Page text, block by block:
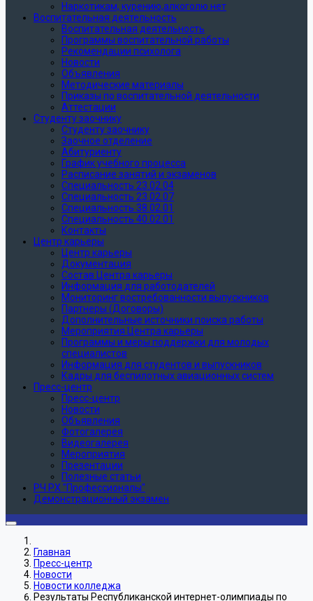
Наркотикам, курению,алкоголю нет
Воспитательная деятельность
Воспитательная деятельность
Программы воспитательной работы
Рекомендации психолога
Новости
Объявления
Методические материалы
Приказы по воспитательной деятельности
Аттестации
Студенту заочнику
Студенту заочнику
Заочное отделение
Абитуриенту
График учебного процесса
Расписание занятий и экзаменов
Специальность 23.02.04
Специальность 23.02.07
Специальность 38.02.01
Специальность 40.02.01
Контакты
Центр карьеры
Центр карьеры
Документация
Состав Центра карьеры
Информация для работодателей
Мониторинг востребованности выпускников
Партнеры (Договоры)
Дополнительные источники поиска работы
Мероприятия Центра карьеры
Программы и меры поддержки для молодых
специалистов
Информация для студентов и выпускников
Кадры для беспилотных авиационных систем
Пресс-центр
Пресс-центр
Новости
Объявления
Фотогалерея
Видеогалерея
Мероприятия
Презентации
Полезные статьи
РЧ РХ "Профессионалы"
Демонстрационный экзамен
Главная
Пресс-центр
Новости
Новости колледжа
Результаты Республиканской интернет-олимпиады по